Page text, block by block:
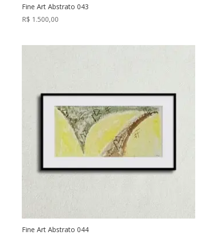
Fine Art Abstrato 043
R$ 1.500,00
Fine Art Abstrato 044